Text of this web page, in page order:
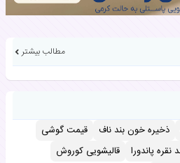
مطالب بیشتر
ذخیره خون بند ناف
قیمت گوشی
قالیشویی کوروش